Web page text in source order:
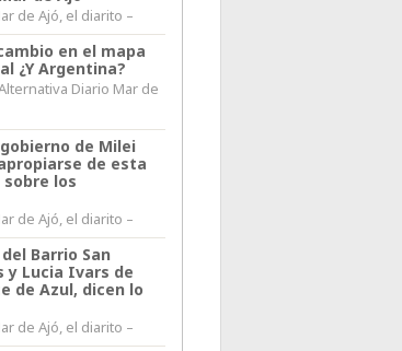
de Ajó, el diarito –
en el mapa
¿Y Argentina?
Diario Mar de
de Milei
de esta
los
de Ajó, el diarito –
Barrio San
y Lucia Ivars de
de Azul, dicen lo
de Ajó, el diarito –